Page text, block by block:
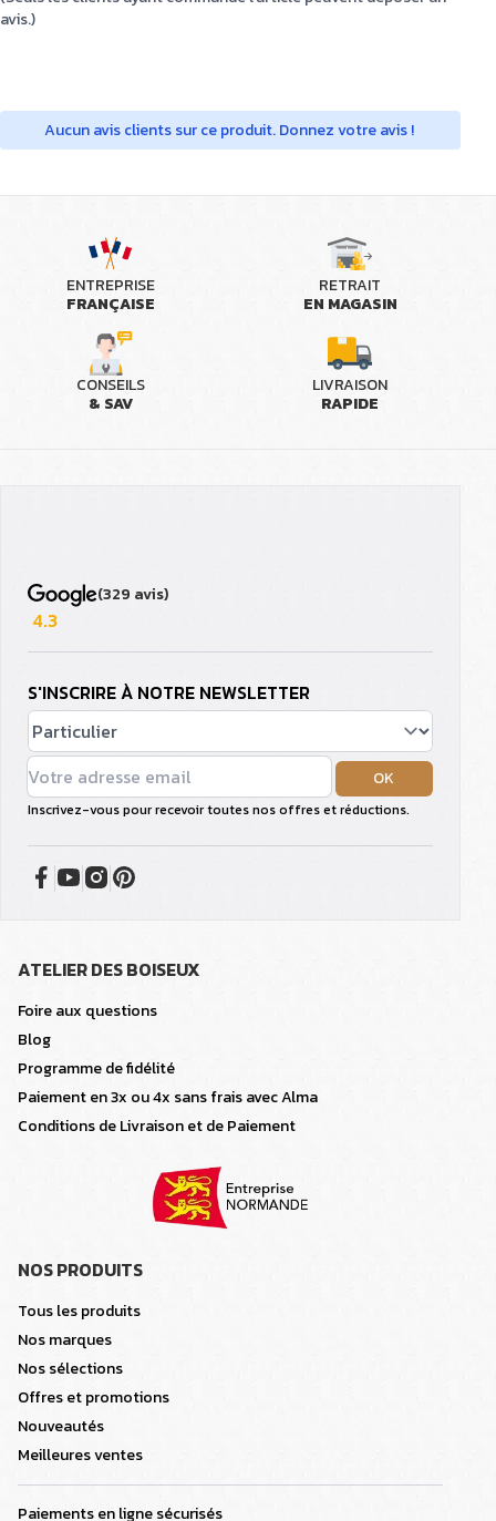
avis.)
Aucun avis clients sur ce produit. Donnez votre avis !
ENTREPRISE
FRANÇAISE
RETRAIT
EN MAGASIN
CONSEILS
& SAV
LIVRAISON
RAPIDE
(329 avis)
4.3
S'INSCRIRE À NOTRE NEWSLETTER
OK
Inscrivez-vous pour recevoir toutes nos offres et réductions.
ATELIER DES BOISEUX
Foire aux questions
Blog
Programme de fidélité
Paiement en 3x ou 4x sans frais avec Alma
Conditions de Livraison et de Paiement
NOS PRODUITS
Tous les produits
Nos marques
Nos sélections
Offres et promotions
Nouveautés
Meilleures ventes
Paiements en ligne sécurisés